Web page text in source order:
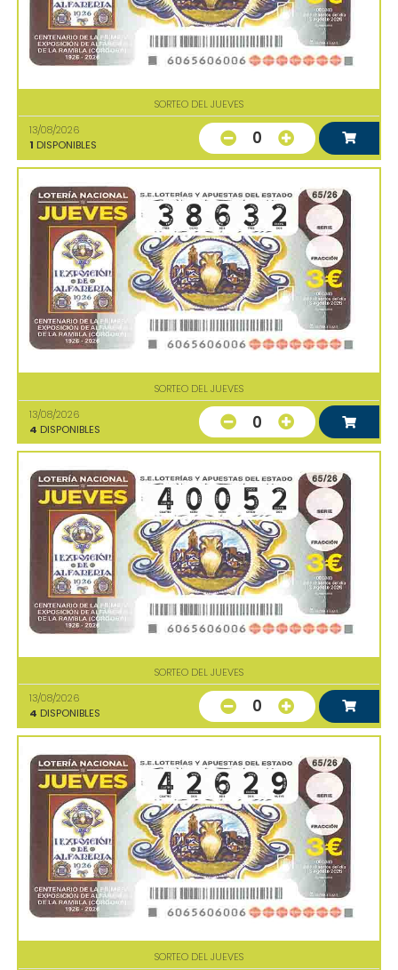
SORTEO DEL JUEVES
13/08/2026
1 DISPONIBLES 0
SORTEO DEL JUEVES
13/08/2026
4 DISPONIBLES 0
SORTEO DEL JUEVES
13/08/2026
4 DISPONIBLES 0
SORTEO DEL JUEVES